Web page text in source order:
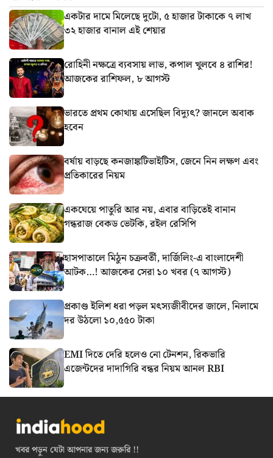
একটার দামে মিলেছে দুটো, ৫ হাজার টাকাকে ৭ লাখ
৩২ হাজার বানাল এই শেয়ার
রোহিনী নক্ষত্রে ব্যবসায় লাভ, কপাল খুলবে ৪ রাশির!
আজকের রাশিফল, ৮ আগস্ট
ভারতে প্রথম কোথায় এসেছিল বিদ্যুৎ? জানলে অবাক
হবেন
বর্ষায় বাড়ছে কনজাঙ্কটিভাইটিস, জেনে নিন লক্ষণ এবং
প্রতিকারের নিয়ম
একঘেয়ে পাতুরি আর নয়, এবার বাড়িতেই বানান
গন্ধরাজ বেকড ভেটকি, রইল রেসিপি
হাসপাতালে মিঠুন চক্রবর্তী, দার্জিলিং-এ বাংলাদেশী
আটক…! আজকের সেরা ১০ খবর (৭ আগস্ট)
প্রকাণ্ড ইলিশ ধরা পড়ল মৎস্যজীবীদের জালে, নিলামে
দর উঠলো ১০,৫৫০ টাকা
EMI দিতে দেরি হলেও নো টেনশন, রিকভারি
এজেন্টদের দাদাগিরি বন্ধর নিয়ম আনল RBI
খবর পড়ুন যেটা আপনার জন্য জরুরি !!